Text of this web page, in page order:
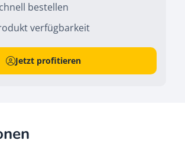
bestellen
verfügbarkeit
Jetzt profitieren